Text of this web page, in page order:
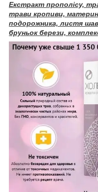
Екстракт прополісу,
трави кропиви,
подорожника, листя
бруньок берези,